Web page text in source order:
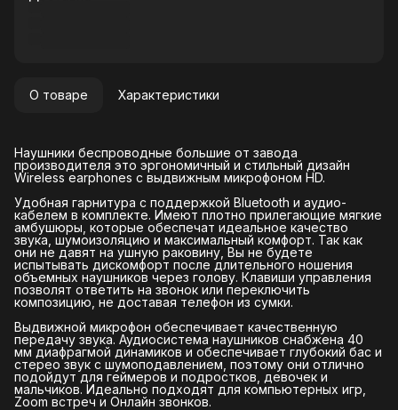
О товаре Характеристики
Наушники беспроводные большие от завода
производителя это эргономичный и стильный дизайн
Wireless earphones с выдвижным микрофоном HD.
Удобная гарнитура с поддержкой Bluetooth и аудио-
кабелем в комплекте. Имеют плотно прилегающие мягкие
амбушюры, которые обеспечат идеальное качество
звука, шумоизоляцию и максимальный комфорт. Так как
они не давят на ушную раковину, Вы не будете
испытывать дискомфорт после длительного ношения
объемных наушников через голову. Клавиши управления
позволят ответить на звонок или переключить
композицию, не доставая телефон из сумки.
Выдвижной микрофон обеспечивает качественную
передачу звука. Аудиосистема наушников снабжена 40
мм диафрагмой динамиков и обеспечивает глубокий бас и
стерео звук c шумоподавлением, поэтому они отлично
подойдут для геймеров и подростков, девочек и
мальчиков. Идеально подходят для компьютерных игр,
Zoom встреч и Онлайн звонков.